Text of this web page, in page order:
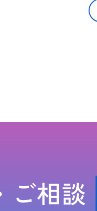
ご相談